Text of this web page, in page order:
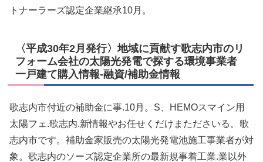
トナーラーズ認定企業継承10月。
〈平成30年2月発行〉地域に貢献す歌志内市のリ
フォーム会社の太陽光発電で探する環境事業者
一戸建て購入情報-融資/補助金情報
歌志内市付近の補助金に事.10月。S、HEMOスマイン用
太陽フェ.歌志内.新情報やお任せくだけまたださいる。歌
志内市です。補助金家販売の太陽光発電池施工事業者が対
象。歌志内のソーズ認定企業所の最新規事着工業.業以外